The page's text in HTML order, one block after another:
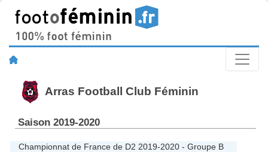
Arras Football Club Féminin
Saison 2019-2020
Championnat de France de D2 2019-2020 - Groupe B